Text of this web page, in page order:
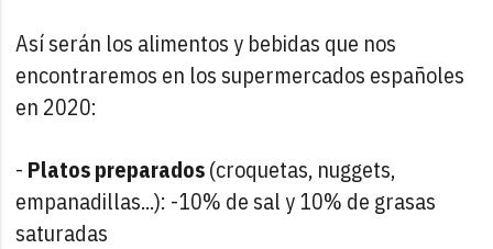
Así serán los alimentos y bebidas que nos
encontraremos en los supermercados españoles
en 2020:
- Platos preparados(croquetas, nuggets,
empanadillas...): -10% de sal y 10% de grasas
saturadas